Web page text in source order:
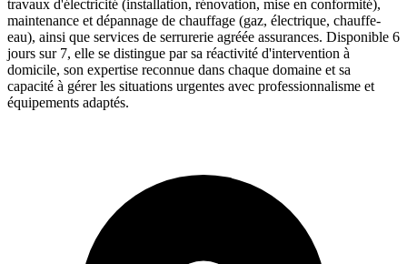
travaux d'électricité (installation, rénovation, mise en conformité),
maintenance et dépannage de chauffage (gaz, électrique, chauffe-
eau), ainsi que services de serrurerie agréée assurances. Disponible 6
jours sur 7, elle se distingue par sa réactivité d'intervention à
domicile, son expertise reconnue dans chaque domaine et sa
capacité à gérer les situations urgentes avec professionnalisme et
équipements adaptés.